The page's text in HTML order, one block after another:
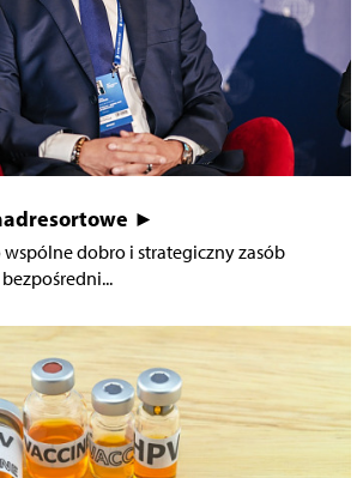
►
dobro i strategiczny zasób